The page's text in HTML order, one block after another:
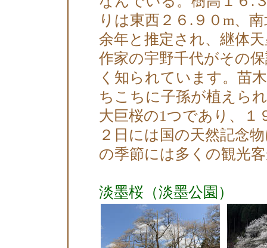
りは東西２６.９０m、
余年と推定され、継体
作家の宇野千代がその
く知られています。苗
ちこちに子孫が植えら
大巨桜の1つであり、１
２日には国の天然記念
の季節には多くの観光
淡墨桜（淡墨公園）